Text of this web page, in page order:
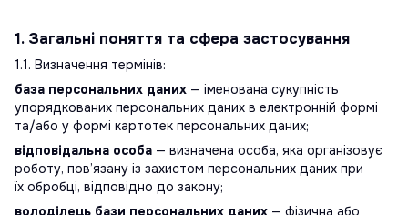
1. Загальні поняття та сфера застосування
1.1. Визначення термінів:
база персональних даних — іменована сукупність
упорядкованих персональних даних в електронній формі
та/або у формі картотек персональних даних;
відповідальна особа — визначена особа, яка організовує
роботу, пов’язану із захистом персональних даних при
їх обробці, відповідно до закону;
володілець бази персональних даних — фізична або